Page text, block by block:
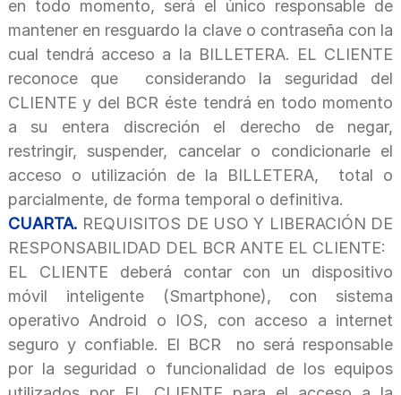
en todo momento, será el único responsable de
mantener en resguardo la clave o contraseña con la
cual tendrá acceso a la BILLETERA. EL CLIENTE
reconoce que considerando la seguridad del
CLIENTE y del BCR éste tendrá en todo momento
a su entera discreción el derecho de negar,
restringir, suspender, cancelar o condicionarle el
acceso o utilización de la BILLETERA, total o
parcialmente, de forma temporal o definitiva.
CUARTA. REQUISITOS DE USO Y LIBERACIÓN DE
RESPONSABILIDAD DEL BCR ANTE EL CLIENTE:
EL CLIENTE deberá contar con un dispositivo
móvil inteligente (Smartphone), con sistema
operativo Android o IOS, con acceso a internet
seguro y confiable. El BCR no será responsable
por la seguridad o funcionalidad de los equipos